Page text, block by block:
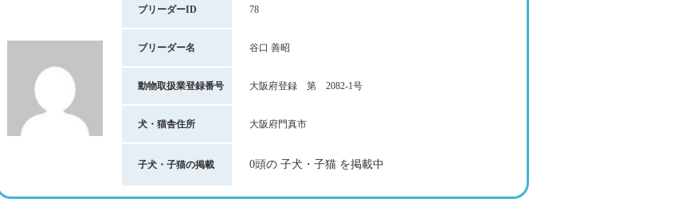
ブリーダーID 78
ブリーダー名 谷口 善昭
動物取扱業登録番号 大阪府登録 第 2082-1号
犬・猫舎住所 大阪府門真市
子犬・子猫の掲載 0頭の 子犬・子猫 を掲載中